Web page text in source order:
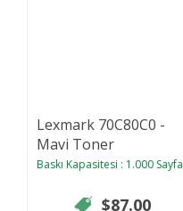
Lexmark 70C80C0 -
Mavi Toner
Baskı Kapasitesi : 1.000 Sayfa
$87.00